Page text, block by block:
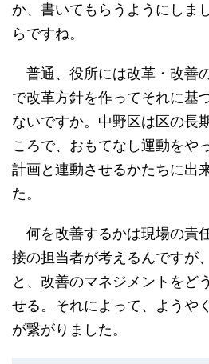
か、書いてもらうようにしま
らですね。
普通、役所には改革・改善
で改革方針を作ってそれに基
ないですか。中野区は区の長
ころで、おもてなし運動をや
計画と連動させるかたちに出
た。
何を改善するかは現場の責
接の担当者が考えるんですが
と、改善のマネジメントをど
せる。それによって、ようや
が繋がりました。